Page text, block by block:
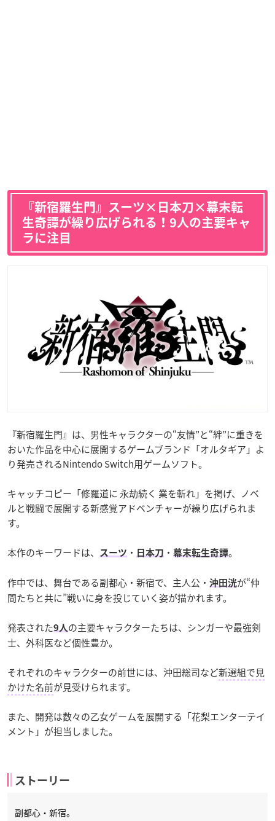
『新宿羅生門』スーツ×日本刀×幕末転
生奇譚が繰り広げられる！9人の主要キャ
ラに注目
『新宿羅生門』は、男性キャラクターの“友情”と“絆”に重きを
おいた作品を中心に展開するゲームブランド「オルタギア」よ
り発売されるNintendo Switch用ゲームソフト。
キャッチコピー「修羅道に 永劫続く 業を斬れ」を掲げ、ノベ
ルと戦闘で展開する新感覚アドベンチャーが繰り広げられま
す。
本作のキーワードは、 スーツ ・ 日本刀 ・ 幕末転生奇譚。
作中では、舞台である副都心・新宿で、主人公・ 沖田洸が“仲
間たちと共に”戦いに身を投じていく姿が描かれます。
発表された9人 の主要キャラクターたちは、シンガーや最強剣
士、外科医など個性豊か。
それぞれのキャラクターの前世には、沖田総司など新選組で見
かけた名前が見受けられます。
また、開発は数々の乙女ゲームを展開する「花梨エンターテイ
メント」が担当しました。
ストーリー
副都心・新宿。